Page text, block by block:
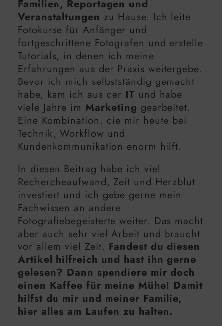
Familien, Reportagen und
Veranstaltungen zu Hause. Ich leite
Fotokurse für Anfänger und
fortgeschrittene Fotografen und erstelle
Tutorials, in denen ich meine
Erfahrungen aus der Praxis weitergebe.
Bevor ich mich selbstständig gemacht
habe, kam ich aus der IT und habe
viele Jahre im Marketing gearbeitet.
Eine Kombination, die mir heute bei
Technik, Workflow und
Kundenkommunikation enorm hilft.
In diesen Beitrag habe ich viel
Rechercheaufwand, Zeit und Herzblut
investiert und ich gebe gerne mein
Fachwissen an andere
Fotografiebegeisterte weiter. Das macht
aber auch sehr viel Arbeit und braucht
vor allem viel Zeit. Fandest du diesen
Artikel hilfreich und hast ihn gerne
gelesen? Dann spendiere mir doch
einen Kaffee für meine Mühe! Damit
hilfst du mir und meiner Familie,
hier alles am Laufen zu halten.